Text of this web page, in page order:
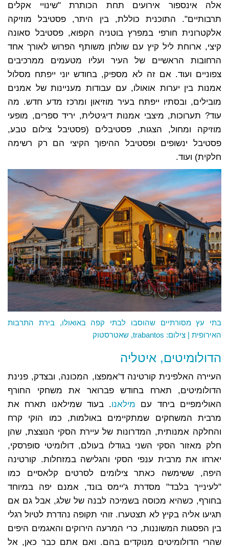
אלה אינספור אירועים תחת הכותרת "שינויי אקלים
תרבותיים". התוכנית כוללת, בין היתר, פסטיבל מוזיקה
אלקטרונית חורפי במפרץ בוטניה הקפוא, פסטיבל סאונה
קיצי, ארוחת ליל קיץ עם שולחן משותף הפרוש לאורך אחד
הרחובות הראשיים של העיר ועליו מטעמים ממרכיבים
צפוניים ועוד. אם זה לא מספיק, בחודש יוני ייפתח מסלול
אמנות בין יערות אואולו, עם עבודות מעניינות של אמנים
מובילים, ובסתיו ייפתח בעיר מוזיאון ומרכז מדע חדש. מה
עוד? תערוכות, מיצבי אמנות דיגיטלית, יריד ספרים, מופעי
מוזיקה ומחול, הצגות, פסטיבלים (פסטיבל צילום טבע,
פסטיבל ינשופים ופסטיבל ההיפוך הקיצי הם רק רשימה
חלקית) ועוד.
בתי עץ מסורתיים שהוסבו לבתי קפה באואולו, בירת התרבות
האירופית | צילום: trabantos, שאטרסטוק
הדולומיטים, איטליה
העיירה האלפינית קורטינה ד'אמפצו, המכונה, ובצדק, פנינת
הדולומיטים, תארח בחודש פברואר את משחקי החורף
האולימפיים ביחד עם מילאנו. בעוד שמילאנו תארח את
מרבית המשחקים שמתקיימים באולמות, כמו הוקי קרח
והחלקה אמנותית, המדרונות של עיירת הסקי הנוצצת, שהן
חלק מאזור הסקי השני בגודלו בעולם, דולומיטי סופרסקי,
יארחו את מרבית ענפי הסקי והגלישה במזחלות. קורטינה
היפה, ששימשה כאתר צילומים לסרטים קלאסיים כמו
"לעינייך בלבד" מסדרת ג'יימס בונד, אמנם יפה במיוחד
בחורף, כשהיא מכוסה בשמיכה לבנה של שלג, אבל גם אם
תגיעו אליה בקיץ לא תצטערו. זוהי תקופה נהדרת לטיול רגלי
בין הפסגות המשוננות, כרי המרעה הירוקים והאגמים היפים
שהרי הדולומיטים מנוקדים בהם. ואם אתם כבר כאן, אל